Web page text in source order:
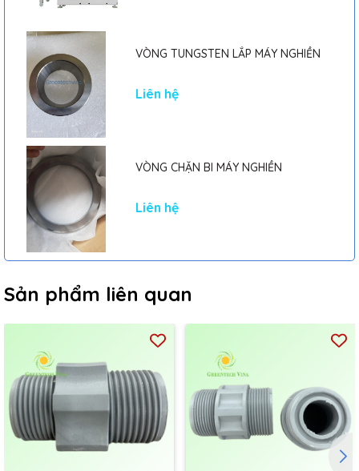
VÒNG TUNGSTEN LẮP MÁY NGHIỀN
Liên hệ
VÒNG CHẶN BI MÁY NGHIỀN
Liên hệ
Sản phẩm liên quan